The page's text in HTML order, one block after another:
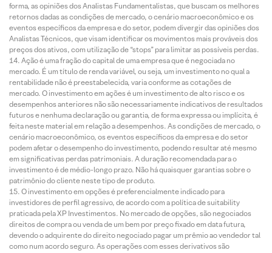
forma, as opiniões dos Analistas Fundamentalistas, que buscam os melhores
retornos dadas as condições de mercado, o cenário macroeconômico e os
eventos específicos da empresa e do setor, podem divergir das opiniões dos
Analistas Técnicos, que visam identificar os movimentos mais prováveis dos
preços dos ativos, com utilização de “stops” para limitar as possíveis perdas.
Ação é uma fração do capital de uma empresa que é negociada no
mercado. É um título de renda variável, ou seja, um investimento no qual a
rentabilidade não é preestabelecida, varia conforme as cotações de
mercado. O investimento em ações é um investimento de alto risco e os
desempenhos anteriores não são necessariamente indicativos de resultados
futuros e nenhuma declaração ou garantia, de forma expressa ou implícita, é
feita neste material em relação a desempenhos. As condições de mercado, o
cenário macroeconômico, os eventos específicos da empresa e do setor
podem afetar o desempenho do investimento, podendo resultar até mesmo
em significativas perdas patrimoniais. A duração recomendada para o
investimento é de médio-longo prazo. Não há quaisquer garantias sobre o
patrimônio do cliente neste tipo de produto.
O investimento em opções é preferencialmente indicado para
investidores de perfil agressivo, de acordo com a política de suitability
praticada pela XP Investimentos. No mercado de opções, são negociados
direitos de compra ou venda de um bem por preço fixado em data futura,
devendo o adquirente do direito negociado pagar um prêmio ao vendedor tal
como num acordo seguro. As operações com esses derivativos são